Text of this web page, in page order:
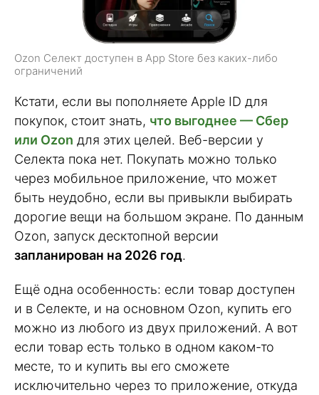
Ozon Селект доступен в App Store без каких-либо
ограничений
Кстати, если вы пополняете Apple ID для
покупок, стоит знать, что выгоднее — Сбер
или Ozon для этих целей. Веб-версии у
Селекта пока нет. Покупать можно только
через мобильное приложение, что может
быть неудобно, если вы привыкли выбирать
дорогие вещи на большом экране. По данным
Ozon, запуск десктопной версии
запланирован на 2026 год.
Ещё одна особенность: если товар доступен
и в Селекте, и на основном Ozon, купить его
можно из любого из двух приложений. А вот
если товар есть только в одном каком-то
месте, то и купить вы его сможете
исключительно через то приложение, откуда